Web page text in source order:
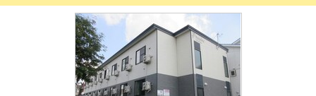
物件特集から
不動産会社から
TOP